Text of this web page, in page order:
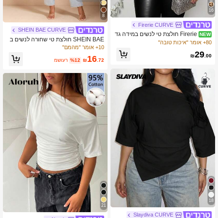
16
Firerie CURVE
NEW
Firerie חולצת טי לנשים במידה גד
ולה בצבע אחיד עם שוליים אסימטריים,
80+ אומר "איכות טובה"
₪29.00
18
Slaydiva CURVE
8
SHEIN BAE CURVE
SHEIN BAE חולצת טי שחורה לנשים ב
מידה גדולה עם שרוולים קצרים וכתפיים
10+ אומר "מהמם"
₪16.72
%12 משוער
21